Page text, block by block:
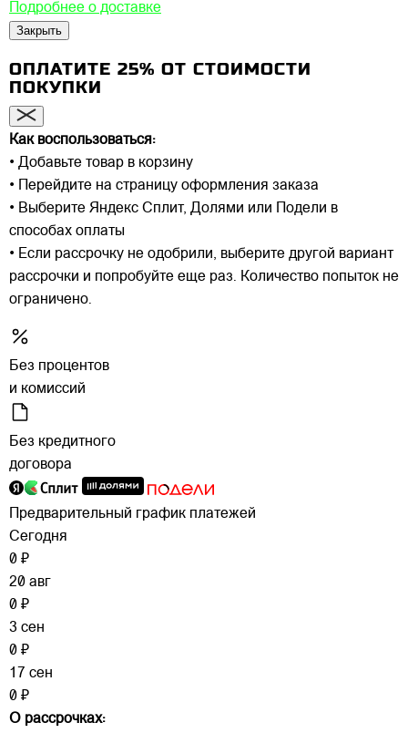
Подробнее о доставке
Закрыть
ОПЛАТИТЕ 25% ОТ СТОИМОСТИ
ПОКУПКИ
Как воспользоваться:
• Добавьте товар в корзину
• Перейдите на страницу оформления заказа
• Выберите Яндекс Сплит, Долями или Подели в
способах оплаты
• Если рассрочку не одобрили, выберите другой вариант
рассрочки и попробуйте еще раз. Количество попыток не
ограничено.
Без процентов
и комиссий
Без кредитного
договора
Предварительный график платежей
Сегодня
0 ₽
20 авг
0 ₽
3 сен
0 ₽
17 сен
0 ₽
О рассрочках: